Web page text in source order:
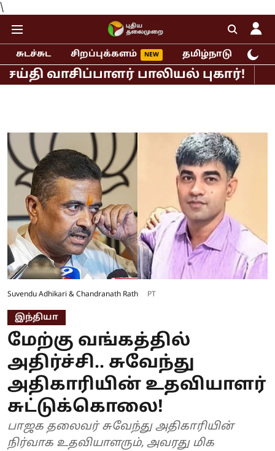
\
சுடச்சுட சிறப்புக்களம் தமிழ்நாடு
பாலியல் புகார்!
Suvendu Adhikari & Chandranath Rath PT
இந்தியா
மேற்கு வங்கத்தில்
அதிர்ச்சி.. சுவேந்து
அதிகாரியின் உதவியாளர்
சுட்டுக்கொலை!
பாஜக தலைவர் சுவேந்து அதிகாரியின்
நிர்வாக உதவியாளரும், அவரது மிக